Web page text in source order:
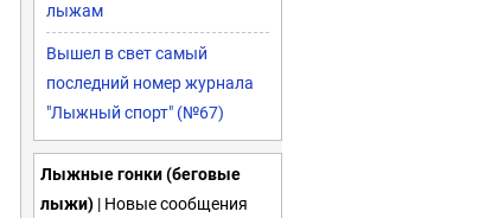
лыжам
Вышел в свет самый
последний номер журнала
"Лыжный спорт" (№67)
Лыжные гонки (беговые
лыжи) | Новые сообщения